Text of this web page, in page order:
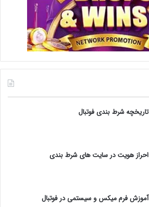
تاریخچه شرط بندی فوتبال
احراز هویت در سایت های شرط بندی
آموزش فرم میکس و سیستمی در فوتبال